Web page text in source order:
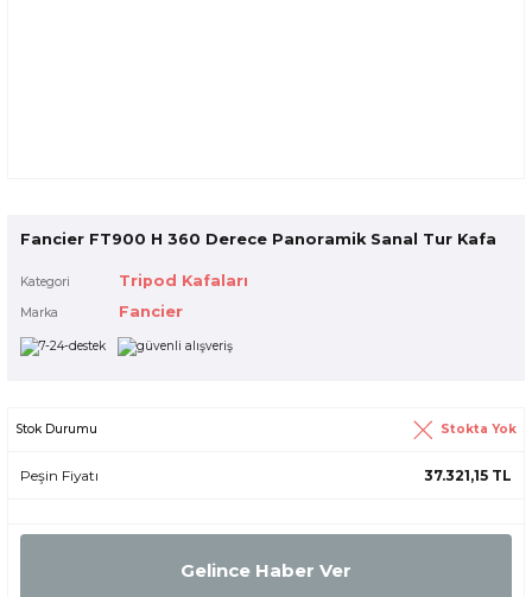
Fancier FT900 H 360 Derece Panoramik Sanal Tur Kafa
Kategori Tripod Kafaları
Marka Fancier
Stok Durumu Stokta Yok
Peşin Fiyatı 37.321,15 TL
Gelince Haber Ver